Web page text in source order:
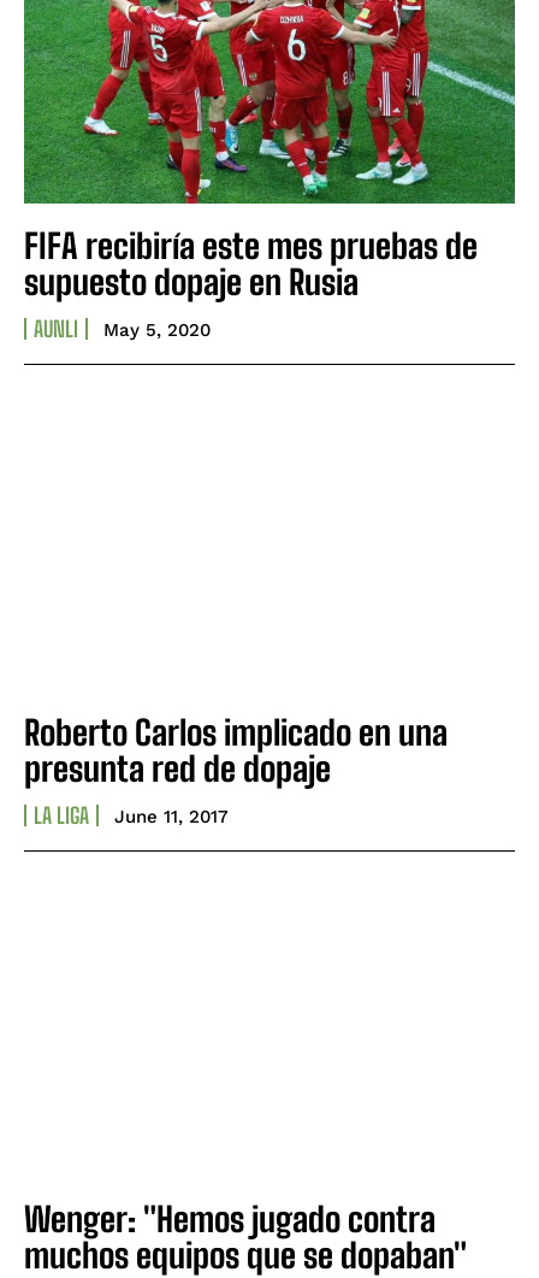
FIFA recibiría este mes pruebas de
supuesto dopaje en Rusia
AUNLI May 5, 2020
Roberto Carlos implicado en una
presunta red de dopaje
LA LIGA June 11, 2017
Wenger: "Hemos jugado contra
muchos equipos que se dopaban"